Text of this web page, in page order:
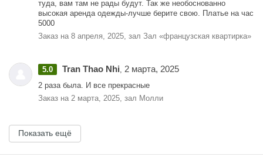
туда, вам там не рады будут. Так же необоснованно
высокая аренда одежды-лучше берите свою. Платье на час
5000
Заказ на 8 апреля, 2025, зал Зал «французская квартирка»
5.0 Tran Thao Nhi, 2 марта, 2025
2 раза была. И все прекрасные
Заказ на 2 марта, 2025, зал Молли
Показать ещё